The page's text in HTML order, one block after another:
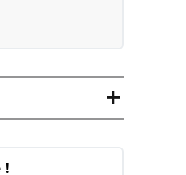
add
!